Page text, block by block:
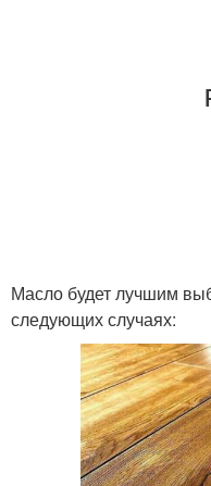
Масло будет лучшим
следующих случаях: